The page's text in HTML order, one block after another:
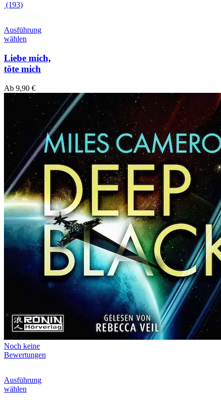
(193)
Ausführung
wählen
Liebe mich,
töte mich
Ab 9,90 €
Noch keine
Bewertungen
Ausführung
wählen